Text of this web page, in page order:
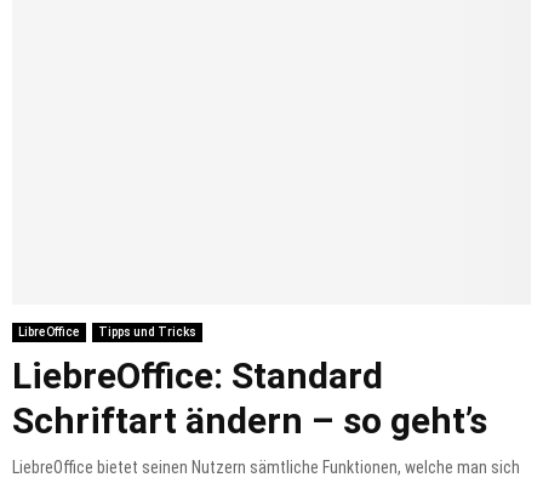
LibreOffice Tipps und Tricks
LiebreOffice: Standard
Schriftart ändern – so geht’s
LiebreOffice bietet seinen Nutzern sämtliche Funktionen, welche man sich